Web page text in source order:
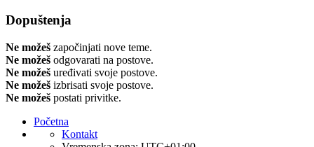
Dopuštenja
Ne možeš započinjati nove teme.
Ne možeš odgovarati na postove.
Ne možeš uređivati svoje postove.
Ne možeš izbrisati svoje postove.
Ne možeš postati privitke.
Početna
Kontakt